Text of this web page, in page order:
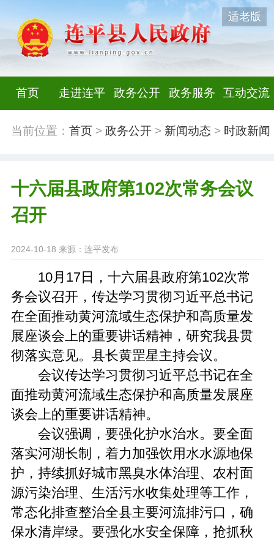
适老版
首页 走进连平 政务公开 政务服务 互动交流
当前位置： 首页> 政务公开> 新闻动态 > 时政新闻
十六届县政府第102次常务会议
召开
2024-10-18 来源：连平发布
10月17日，十六届县政府第102次常
务会议召开，传达学习贯彻习近平总书记
在全面推动黄河流域生态保护和高质量发
展座谈会上的重要讲话精神，研究我县贯
彻落实意见。县长黄罡星主持会议。
会议传达学习贯彻习近平总书记在全
面推动黄河流域生态保护和高质量发展座
谈会上的重要讲话精神。
会议强调，要强化护水治水。要全面
落实河湖长制，着力加强饮用水水源地保
护，持续抓好城市黑臭水体治理、农村面
源污染治理、生活污水收集处理等工作，
常态化排查整治全县主要河流排污口，确
保水清岸绿。要强化水安全保障，抢抓秋